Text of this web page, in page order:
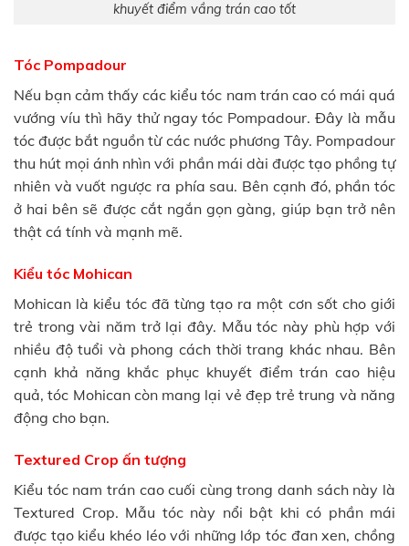
khuyết điểm vầng trán cao tốt
Tóc Pompadour
Nếu bạn cảm thấy các kiểu tóc nam trán cao có mái quá
vướng víu thì hãy thử ngay tóc Pompadour. Đây là mẫu
tóc được bắt nguồn từ các nước phương Tây. Pompadour
thu hút mọi ánh nhìn với phần mái dài được tạo phồng tự
nhiên và vuốt ngược ra phía sau. Bên cạnh đó, phần tóc
ở hai bên sẽ được cắt ngắn gọn gàng, giúp bạn trở nên
thật cá tính và mạnh mẽ.
Kiểu tóc Mohican
Mohican là kiểu tóc đã từng tạo ra một cơn sốt cho giới
trẻ trong vài năm trở lại đây. Mẫu tóc này phù hợp với
nhiều độ tuổi và phong cách thời trang khác nhau. Bên
cạnh khả năng khắc phục khuyết điểm trán cao hiệu
quả, tóc Mohican còn mang lại vẻ đẹp trẻ trung và năng
động cho bạn.
Textured Crop ấn tượng
Kiểu tóc nam trán cao cuối cùng trong danh sách này là
Textured Crop. Mẫu tóc này nổi bật khi có phần mái
được tạo kiểu khéo léo với những lớp tóc đan xen, chồng